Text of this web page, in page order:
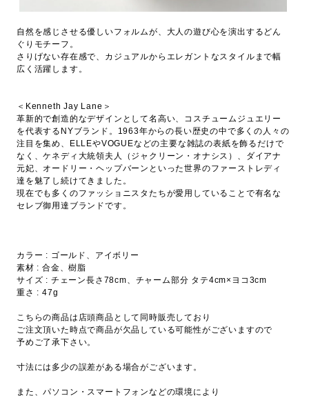
自然を感じさせる優しいフォルムが、大人の遊び心を演出するどん
ぐりモチーフ。
さりげない存在感で、カジュアルからエレガントなスタイルまで幅
広く活躍します。
＜Kenneth Jay Lane＞
革新的で創造的なデザインとして名高い、コスチュームジュエリー
を代表するNYブランド。1963年からの長い歴史の中で多くの人々の
注目を集め、ELLEやVOGUEなどの主要な雑誌の表紙を飾るだけで
なく、ケネディ大統領夫人（ジャクリーン・オナシス）、ダイアナ
元妃、オードリー・ヘップバーンといった世界のファーストレディ
達を魅了し続けてきました。
現在でも多くのファッショニスタたちが愛用していることで有名な
セレブ御用達ブランドです。
カラー : ゴールド、アイボリー
素材 : 合金、樹脂
サイズ : チェーン長さ78cm、チャーム部分 タテ4cm×ヨコ3cm
重さ : 47g
こちらの商品は店頭商品として同時販売しており
ご注文頂いた時点で商品が欠品している可能性がございますので
予めご了承下さい。
寸法には多少の誤差がある場合がございます。
また、パソコン・スマートフォンなどの環境により